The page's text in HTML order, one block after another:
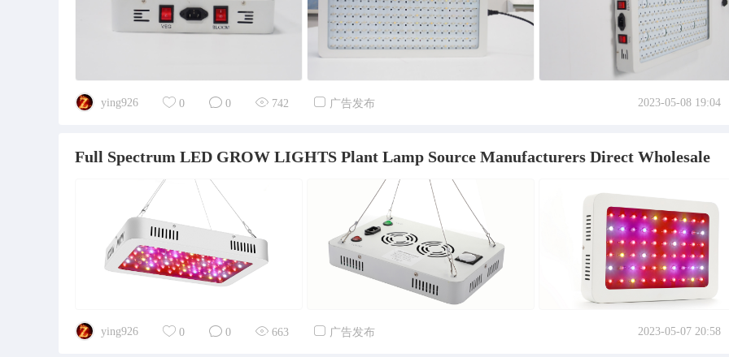
ying926 0 0 742 广告发布 2023-05-08 19:04
Full Spectrum LED GROW LIGHTS Plant Lamp Source Manufacturers Direct Wholesale
ying926 0 0 663 广告发布 2023-05-07 20:58